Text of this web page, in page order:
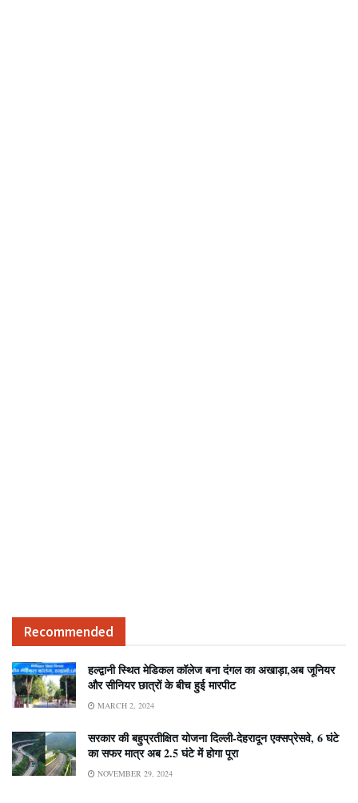
Recommended
हल्द्वानी स्थित मेडिकल कॉलेज बना दंगल का अखाड़ा,अब जूनियर
और सीनियर छात्रों के बीच हुई मारपीट
MARCH 2, 2024
सरकार की बहुप्रतीक्षित योजना दिल्ली-देहरादून एक्सप्रेसवे, 6 घंटे
का सफर मात्र अब 2.5 घंटे में होगा पूरा
NOVEMBER 29, 2024